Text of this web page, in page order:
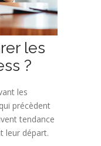
les
?
les
précèdent
tendance
leur départ.